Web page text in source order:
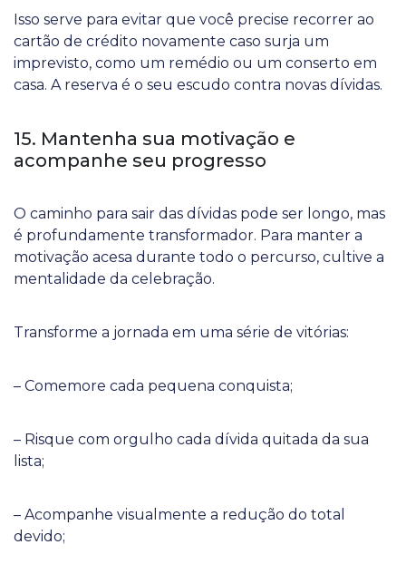
Isso serve para evitar que você precise recorrer ao
cartão de crédito novamente caso surja um
imprevisto, como um remédio ou um conserto em
casa. A reserva é o seu escudo contra novas dívidas.
15. Mantenha sua motivação e
acompanhe seu progresso
O caminho para sair das dívidas pode ser longo, mas
é profundamente transformador. Para manter a
motivação acesa durante todo o percurso, cultive a
mentalidade da celebração.
Transforme a jornada em uma série de vitórias:
– Comemore cada pequena conquista;
– Risque com orgulho cada dívida quitada da sua
lista;
– Acompanhe visualmente a redução do total
devido;